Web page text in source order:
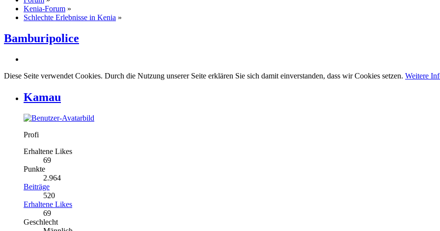
Kenia-Forum »
Schlechte Erlebnisse in Kenia »
Bamburipolice
Diese Seite verwendet Cookies. Durch die Nutzung unserer Seite erklären Sie sich damit einverstanden, dass wir Cookies setzen. Weitere
Kamau
Profi
Erhaltene Likes
69
Punkte
2.964
Beiträge
520
Erhaltene Likes
69
Geschlecht